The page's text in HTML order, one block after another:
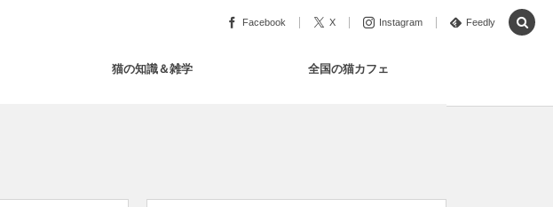
Facebook X Instagram Feedly
猫の知識＆雑学 全国の猫カフェ